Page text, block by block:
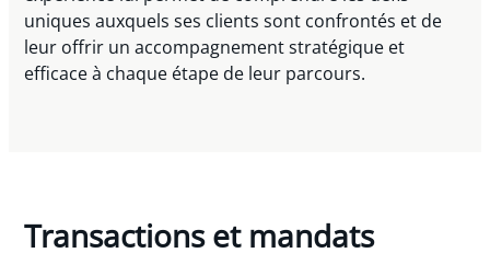
uniques auxquels ses clients sont confrontés et de
leur offrir un accompagnement stratégique et
efficace à chaque étape de leur parcours.
Transactions et mandats